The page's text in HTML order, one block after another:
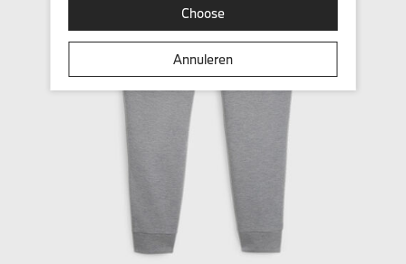
Choose
Annuleren